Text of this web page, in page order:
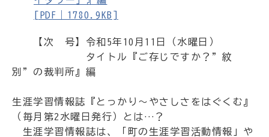
[PDF｜1780.9KB]
【次 号】令和5年10月11日（水曜日）
タイトル『ご存じですか？”紋
別”の裁判所』編
生涯学習情報誌『とっかり～やさしさをはぐくむ』
（毎月第2水曜日発行）とは…？
生涯学習情報誌は、「町の生涯学習活動情報」や